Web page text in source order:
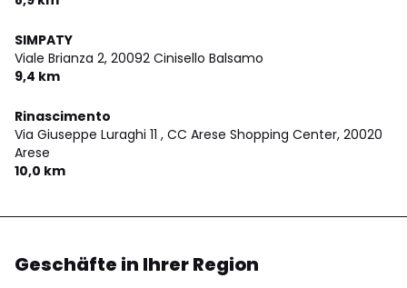
SIMPATY
Viale Brianza 2, 20092 Cinisello Balsamo
9,4 km
Rinascimento
Via Giuseppe Luraghi 11 , CC Arese Shopping Center, 20020
Arese
10,0 km
Geschäfte in Ihrer Region